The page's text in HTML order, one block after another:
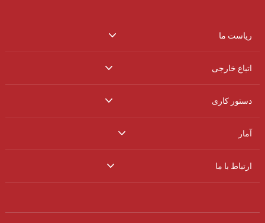
ریاست ما
اتباع خارجی
دستور کاری
آمار
ارتباط با ما